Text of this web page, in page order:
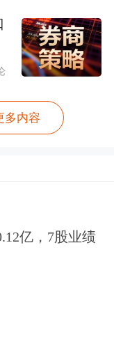
定国内集成
成电路先进
件等作为公
，公司聚焦
耕细作，持
，全力推进
机开展平台
局。
多内容
亿，7股业绩